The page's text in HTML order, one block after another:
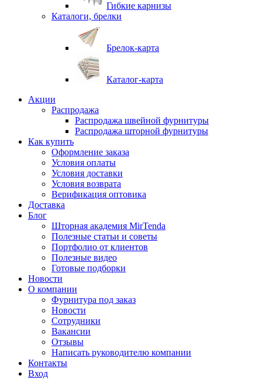
Гибкие карнизы
Каталоги, брелки
Брелок-карта
Каталог-карта
Акции
Распродажа
Распродажа швейной фурнитуры
Распродажа шторной фурнитуры
Как купить
Оформление заказа
Условия оплаты
Условия доставки
Условия возврата
Верификация оптовика
Доставка
Блог
Шторная академия MirTenda
Полезные статьи и советы
Портфолио от клиентов
Полезные видео
Готовые подборки
Новости
О компании
Фурнитура под заказ
Новости
Сотрудники
Вакансии
Отзывы
Написать руководителю компании
Контакты
Вход